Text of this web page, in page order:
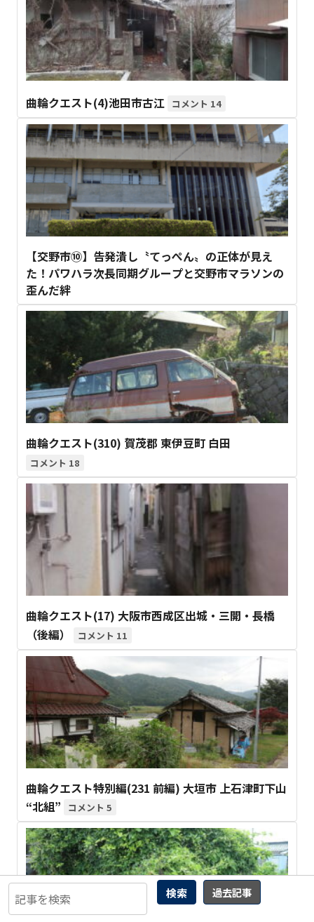
検索 過去記事
曲輪クエスト(4)池田市古江 14
【交野市⑩】告発潰し〝てっぺん〟の正体が見え
た！パワハラ次長同期グループと交野市マラソンの
歪んだ絆
曲輪クエスト(310) 賀茂郡 東伊豆町 白田
18
曲輪クエスト(17) 大阪市西成区出城・三開・長橋
（後編）
11
曲輪クエスト特別編(231 前編) 大垣市 上石津町下山
“北組”
5